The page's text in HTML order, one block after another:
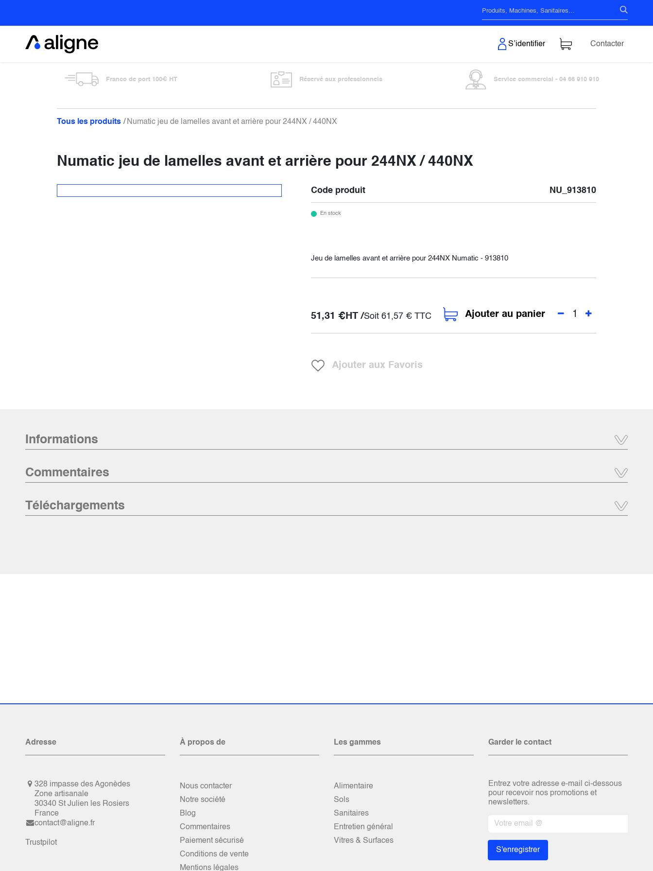
S’identifier Contacter
Franco de port 100€ HT Réservé aux professionnels Service commercial - 04 66 910 910
Tous les produits Numatic jeu de lamelles avant et arrière pour 244NX / 440NX
Numatic jeu de lamelles avant et arrière pour 244NX / 440NX
Code produit NU_913810
En stock
Jeu de lamelles avant et arrière pour 244NX Numatic - 913810
51,31 € HT /Soit 61,57 €TTC Ajouter au panier
Ajouter aux Favoris
Informations
Commentaires
Téléchargements
Adresse
328 impasse des Agonèdes
Zone artisanale
30340 St Julien les Rosiers
France
contact@aligne.fr
Trustpilot
À propos de
Nous contacter
Notre société
Blog
Commentaires
Paiement sécurisé
Conditions de vente
Mentions légales
Les gammes
Alimentaire
Sols
Sanitaires
Entretien général
Vitres & Surfaces
Garder le contact
Entrez votre adresse e-mail ci-dessous
pour recevoir nos promotions et
newsletters.
S'enregistrer